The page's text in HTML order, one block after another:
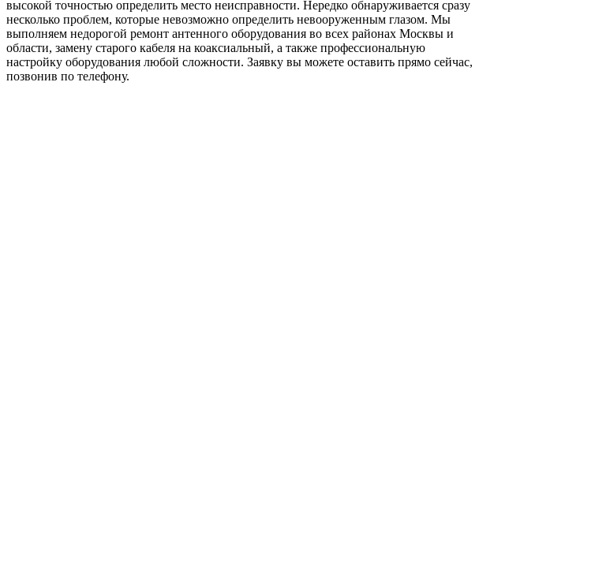
высокой точностью определить место неисправности. Нередко обнаруживается сразу
несколько проблем, которые невозможно определить невооруженным глазом. Мы
выполняем недорогой ремонт антенного оборудования во всех районах Москвы и
области, замену старого кабеля на коаксиальный, а также профессиональную
настройку оборудования любой сложности. Заявку вы можете оставить прямо сейчас,
позвонив по телефону.